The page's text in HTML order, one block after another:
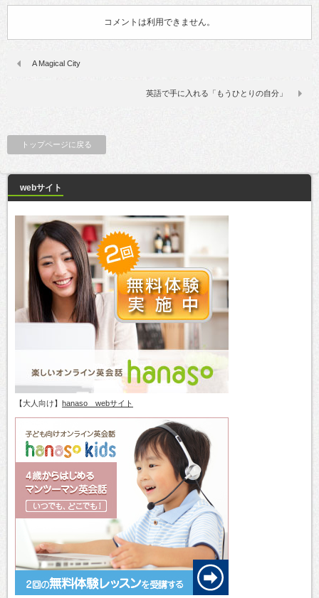
コメントは利用できません。
A Magical City
英語で手に入れる「もうひとりの自分」
トップページに戻る
webサイト
【大人向け】 hanaso webサイト